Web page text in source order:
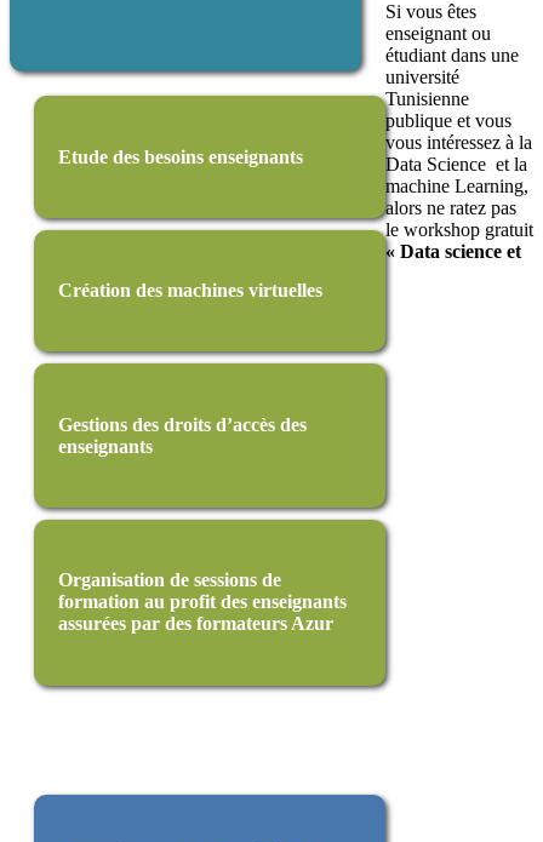
Etude des besoins enseignants
Création des machines virtuelles
Gestions des droits d’accès des
enseignants
Organisation de sessions de
formation au profit des enseignants
assurées par des formateurs Azur
Si vous êtes
enseignant ou
étudiant dans une
université
Tunisienne
publique et vous
vous intéressez à la
Data Science et la
machine Learning,
alors ne ratez pas
le workshop gratuit
« Data science et